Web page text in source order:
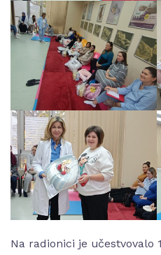
Na radionici je učestvovalo